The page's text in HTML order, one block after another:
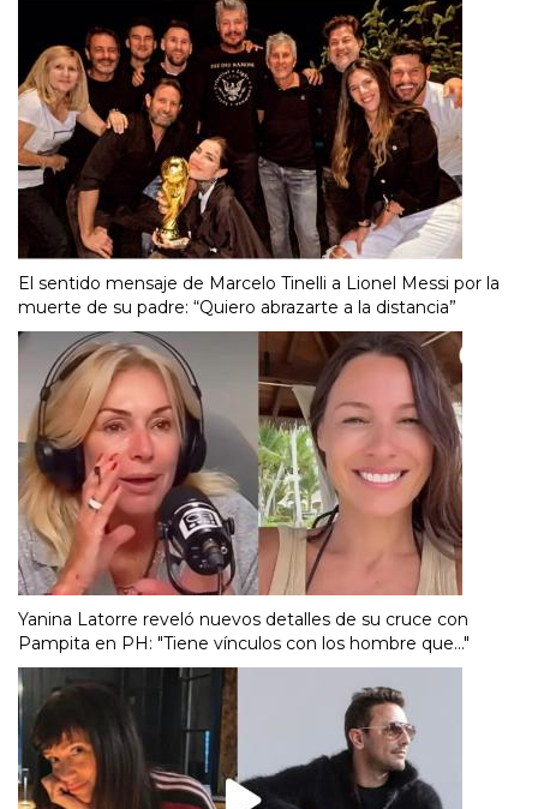
El sentido mensaje de Marcelo Tinelli a Lionel Messi por la
muerte de su padre: “Quiero abrazarte a la distancia”
Yanina Latorre reveló nuevos detalles de su cruce con
Pampita en PH: "Tiene vínculos con los hombre que..."